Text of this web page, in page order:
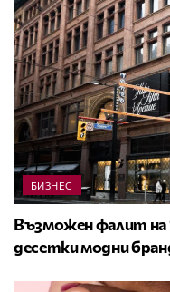
БИЗНЕС
Възможен фалит на
десетки модни